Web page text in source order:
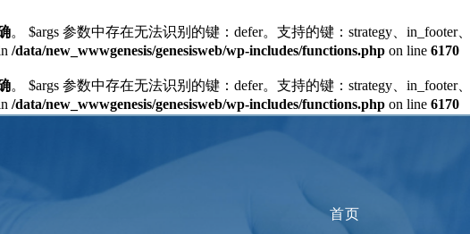
。 $args 参数中存在无法识别的键：defer。支持的键：strategy、in_footer
/data/new_wwwgenesis/genesisweb/wp-includes/functions.php on line 6170
。 $args 参数中存在无法识别的键：defer。支持的键：strategy、in_footer
/data/new_wwwgenesis/genesisweb/wp-includes/functions.php on line 6170
首页